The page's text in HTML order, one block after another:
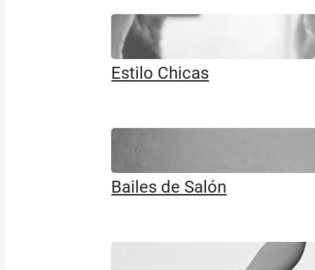
Estilo Chicas
Bailes de Salón